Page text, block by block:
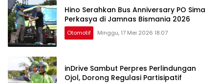
Hino Serahkan Bus Anniversary PO Sima
Perkasya di Jamnas Bismania 2026
Otomotif Minggu, 17 Mei 2026 18:07
inDrive Sambut Perpres Perlindungan
Ojol, Dorong Regulasi Partisipatif